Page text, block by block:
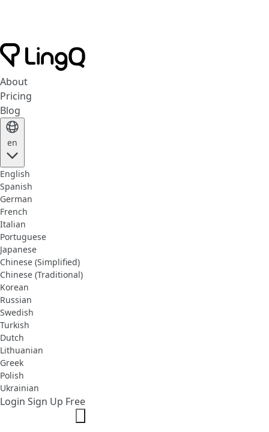
About
Pricing
Blog
en
English
Spanish
German
French
Italian
Portuguese
Japanese
Chinese (Simplified)
Chinese (Traditional)
Korean
Russian
Swedish
Turkish
Dutch
Lithuanian
Greek
Polish
Ukrainian
Login Sign Up Free